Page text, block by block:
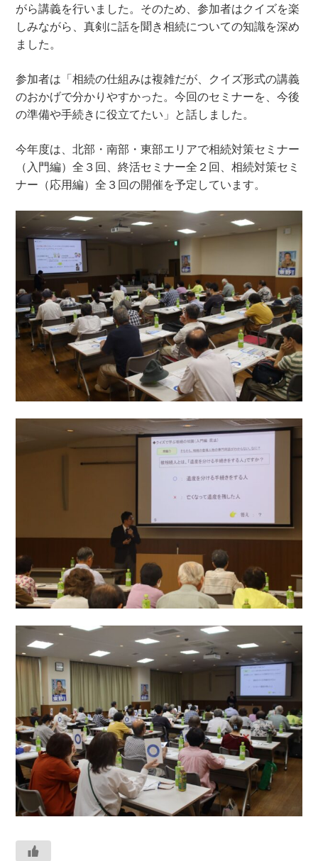
がら講義を行いました。そのため、参加者はクイズを楽
しみながら、真剣に話を聞き相続についての知識を深め
ました。
参加者は「相続の仕組みは複雑だが、クイズ形式の講義
のおかげで分かりやすかった。今回のセミナーを、今後
の準備や手続きに役立てたい」と話しました。
今年度は、北部・南部・東部エリアで相続対策セミナー
（入門編）全３回、終活セミナー全２回、相続対策セミ
ナー（応用編）全３回の開催を予定しています。